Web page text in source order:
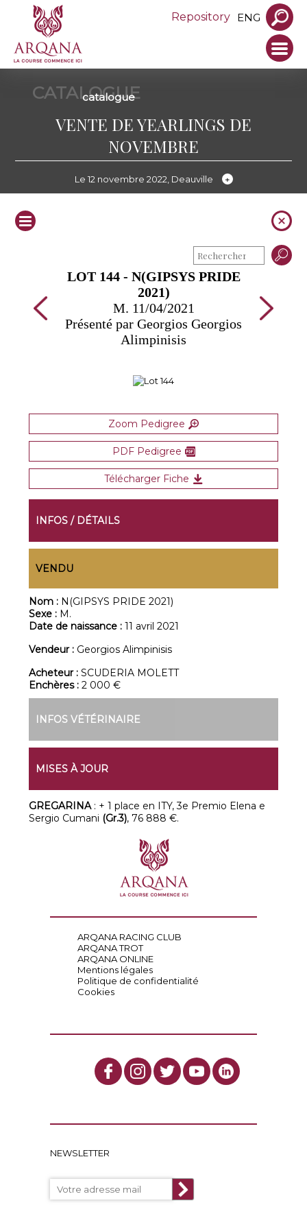
Repository ENG
CATALOGUE
catalogue
VENTE DE YEARLINGS DE
NOVEMBRE
Le 12 novembre 2022, Deauville
LOT 144 - N(GIPSYS PRIDE
2021)
M. 11/04/2021
Présenté par Georgios Georgios
Alimpinisis
Zoom Pedigree
PDF Pedigree
Télécharger Fiche
INFOS / DÉTAILS
VENDU
Nom : N(GIPSYS PRIDE 2021)
Sexe : M.
Date de naissance :11 avril 2021
Vendeur : Georgios Alimpinisis
Acheteur :SCUDERIA MOLETT
Enchères :2 000 €
INFOS VÉTÉRINAIRE
MISES À JOUR
GREGARINA : + 1 place en ITY, 3e Premio Elena e
Sergio Cumani (Gr.3), 76 888 €.
ARQANA RACING CLUB
ARQANA TROT
ARQANA ONLINE
Mentions légales
Politique de confidentialité
Cookies
NEWSLETTER